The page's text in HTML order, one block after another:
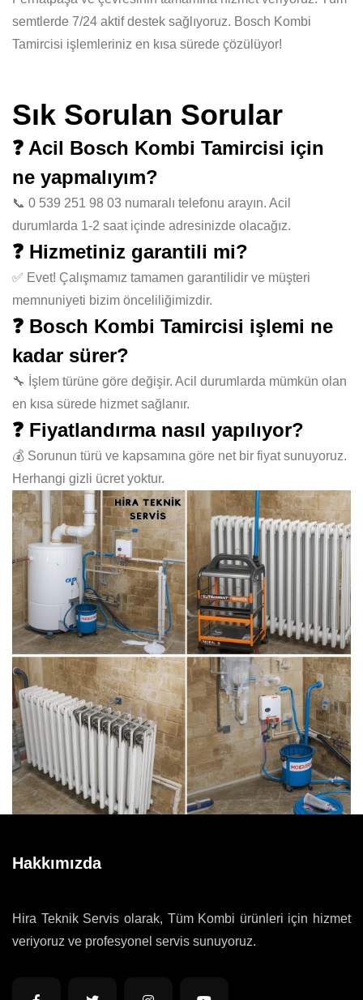
semtlerde 7/24 aktif destek sağlıyoruz. Bosch Kombi
Tamircisi işlemleriniz en kısa sürede çözülüyor!
Sık Sorulan Sorular
❓ Acil Bosch Kombi Tamircisi için
ne yapmalıyım?
📞 0 539 251 98 03 numaralı telefonu arayın. Acil
durumlarda 1-2 saat içinde adresinizde olacağız.
❓ Hizmetiniz garantili mi?
✅ Evet! Çalışmamız tamamen garantilidir ve müşteri
memnuniyeti bizim önceliliğimizdir.
❓ Bosch Kombi Tamircisi işlemi ne
kadar sürer?
🔧 İşlem türüne göre değişir. Acil durumlarda mümkün olan
en kısa sürede hizmet sağlanır.
❓ Fiyatlandırma nasıl yapılıyor?
💰 Sorunun türü ve kapsamına göre net bir fiyat sunuyoruz.
Herhangi gizli ücret yoktur.
Hakkımızda
Hira Teknik Servis olarak, Tüm Kombi ürünleri için hizmet
veriyoruz ve profesyonel servis sunuyoruz.